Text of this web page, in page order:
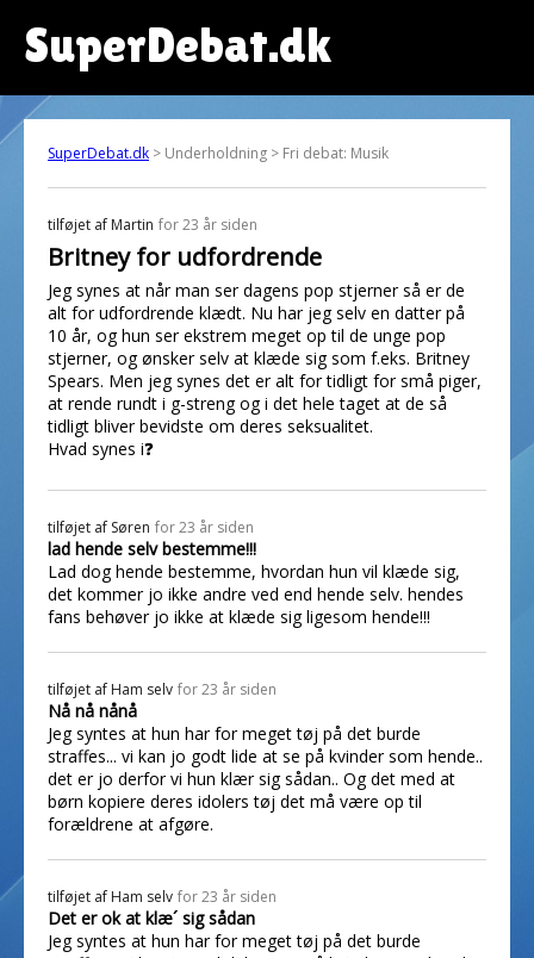
SuperDebat.dk
SuperDebat.dk > Underholdning > Fri debat: Musik
tilføjet af Martin for 23 år siden
Britney for udfordrende
Jeg synes at når man ser dagens pop stjerner så er de
alt for udfordrende klædt. Nu har jeg selv en datter på
10 år, og hun ser ekstrem meget op til de unge pop
stjerner, og ønsker selv at klæde sig som f.eks. Britney
Spears. Men jeg synes det er alt for tidligt for små piger,
at rende rundt i g-streng og i det hele taget at de så
tidligt bliver bevidste om deres seksualitet.
Hvad synes i❓
tilføjet af Søren for 23 år siden
lad hende selv bestemme!!!
Lad dog hende bestemme, hvordan hun vil klæde sig,
det kommer jo ikke andre ved end hende selv. hendes
fans behøver jo ikke at klæde sig ligesom hende!!!
tilføjet af Ham selv for 23 år siden
Nå nå nånå
Jeg syntes at hun har for meget tøj på det burde
straffes... vi kan jo godt lide at se på kvinder som hende..
det er jo derfor vi hun klær sig sådan.. Og det med at
børn kopiere deres idolers tøj det må være op til
forældrene at afgøre.
tilføjet af Ham selv for 23 år siden
Det er ok at klæ´ sig sådan
Jeg syntes at hun har for meget tøj på det burde